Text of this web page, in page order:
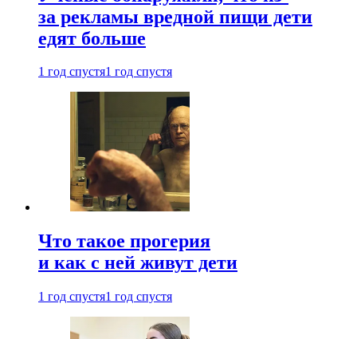
за рекламы вредной пищи дети
едят больше
1 год спустя1 год спустя
Что такое прогерия
и как с ней живут дети
1 год спустя1 год спустя